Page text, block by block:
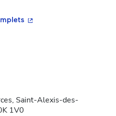
- Cet hyperlien
Saint-Alexis-des-
1V0